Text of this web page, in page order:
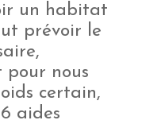
un habitat
prévoir le
pour nous
certain,
aides